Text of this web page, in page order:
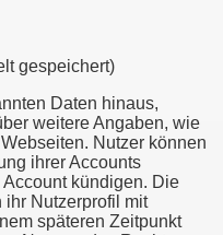
gespeichert)
Daten hinaus,
weitere Angaben, wie
Nutzer können
ihrer Accounts
kündigen. Die
ihr Nutzerprofil mit
späteren Zeitpunkt